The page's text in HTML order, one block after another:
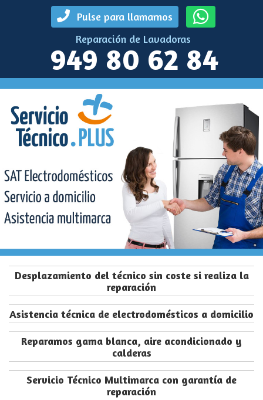
Pulse para llamarnos
Reparación de Lavadoras
949 80 62 84
Desplazamiento del técnico sin coste si realiza la
reparación
Asistencia técnica de electrodomésticos a domicilio
Reparamos gama blanca, aire acondicionado y
calderas
Servicio Técnico Multimarca con garantía de
reparación